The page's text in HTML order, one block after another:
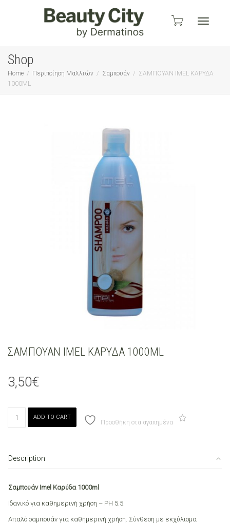
Shop
Home Περιποίηση Μαλλιών Σαμπουάν
ΣΑΜΠΟΥΑΝ IMEL ΚΑΡΥΔΑ
1000ML
ΣΑΜΠΟΥΑΝ IMEL ΚΑΡΥΔΑ 1000ML
3,50€
IMEL
ADD TO CART
Προσθήκη στα αγαπημένα
Description
Σαμπουάν Imel Καρύδα 1000ml
Ιδανικό για καθημερινή χρήση – PH 5.5.
Απαλό σαμπουάν για καθημερινή χρήση. Σύνθεση με εκχύλισμα